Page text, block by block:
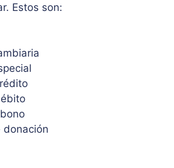
Estos son:
donación